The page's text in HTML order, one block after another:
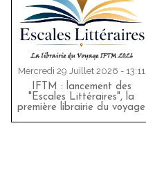
Mercredi 29 Juillet 2026 - 13:11
IFTM : lancement des
"Escales Littéraires", la
première librairie du voyage